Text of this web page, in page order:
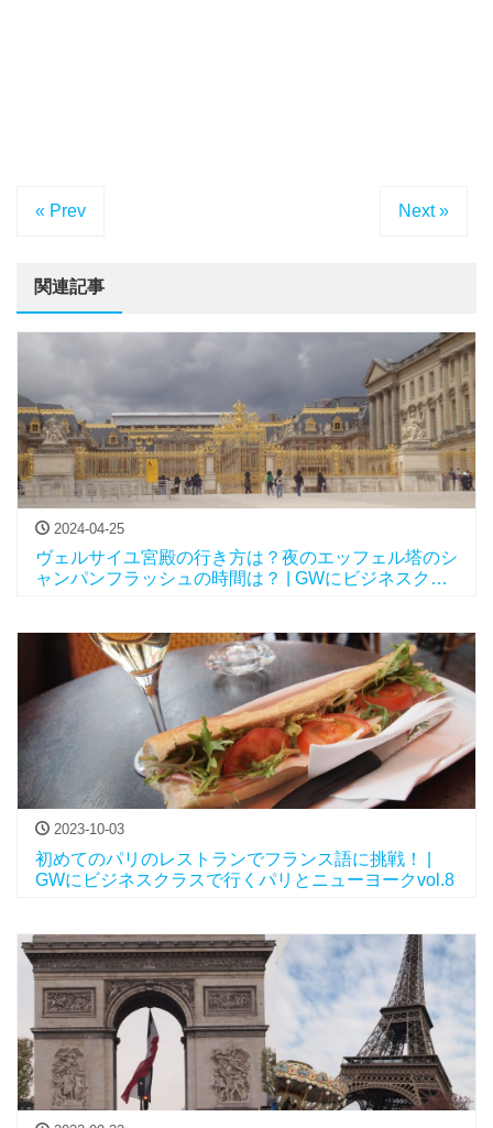
« Prev Next »
関連記事
2024-04-25
ヴェルサイユ宮殿の行き方は？夜のエッフェル塔のシ
ャンパンフラッシュの時間は？ | GWにビジネスクラ
2023-10-03
初めてのパリのレストランでフランス語に挑戦！ |
GWにビジネスクラスで行くパリとニューヨークvol.8